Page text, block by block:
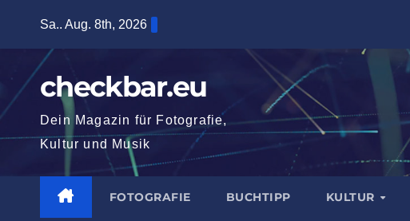
springen
Sa.. Aug. 8th, 2026
checkbar.eu
Dein Magazin für Fotografie,
Kultur und Musik
FOTOGRAFIE BUCHTIPP KULTUR